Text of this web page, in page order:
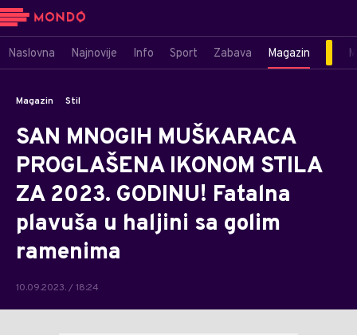
Naslovna Najnovije Info Sport Zabava Magazin
Magazin Stil
SAN MNOGIH MUŠKARACA
PROGLAŠENA IKONOM STILA
ZA 2023. GODINU! Fatalna
plavuša u haljini sa golim
ramenima
10.09.2023. / 18:24